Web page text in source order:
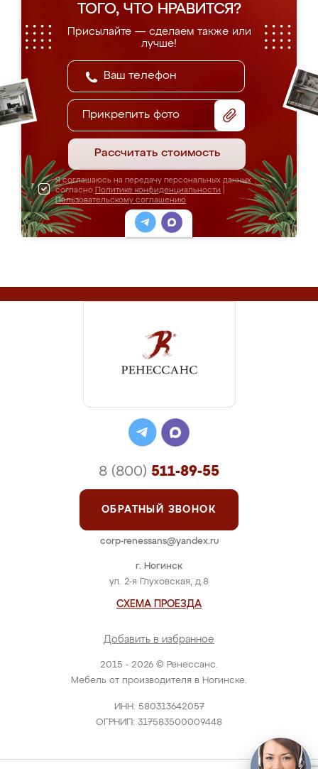
ТОГО, ЧТО НРАВИТСЯ?
Присылайте — сделаем также или
лучше!
Прикрепить фото
Рассчитать стоимость
Я соглашаюсь на передачу персональных данных
согласно Политике конфиденциальности
Пользовательскому соглашению
2015 - 2026 © Ренессанс.
Мебель от производителя в Ногинске.
ИНН: 580313642057
ОГРНИП: 317583500009448
г. Ногинск
ул. 2-я Глуховская, д.8
СХЕМА ПРОЕЗДА
Добавить в избранное
8 (800) 511-89-55
ОБРАТНЫЙ ЗВОНОК
corp-renessans@yandex.ru